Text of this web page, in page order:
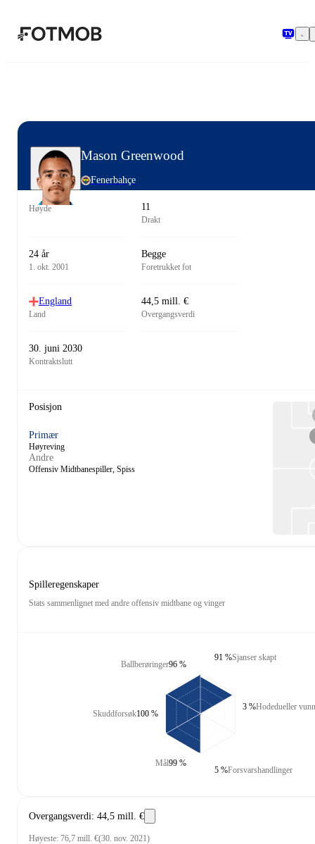
Mason Greenwood
Fenerbahçe
Høyde 11
Drakt
24 år
1. okt. 2001
Begge
Foretrukket fot
England
Land
44,5 mill. €
Overgangsverdi
30. juni 2030
Kontraktslutt
Posisjon
Primær
Høyreving
Andre
Offensiv Midtbanespiller, Spiss
Spilleregenskaper
Stats sammenlignet med andre offensiv midtbane og vinger
Ballberøringer96 %
Skuddforsøk100 %
Mål99 %
Sjanser skapt
91 %
Hodedueller
3 %
Forsvarshandlinger
5 %
Overgangsverdi: 44,5 mill. €
Høyeste: 76,7 mill. €(30. nov. 2021)